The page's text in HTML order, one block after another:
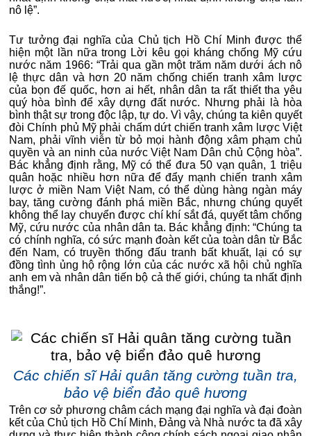
nô lệ”.
Tư tưởng đại nghĩa của Chủ tịch Hồ Chí Minh được thể
hiện một lần nữa trong Lời kêu gọi kháng chống Mỹ cứu
nước năm 1966: “Trải qua gần một trăm năm dưới ách nô
lệ thực dân và hơn 20 năm chống chiến tranh xâm lược
của bọn đế quốc, hơn ai hết, nhân dân ta rất thiết tha yêu
quý hòa bình để xây dựng đất nước. Nhưng phải là hòa
bình thật sự trong độc lập, tự do. Vì vậy, chúng ta kiên quyết
đòi Chính phủ Mỹ phải chấm dứt chiến tranh xâm lược Việt
Nam, phải vĩnh viễn từ bỏ mọi hành động xâm phạm chủ
quyền và an ninh của nước Việt Nam Dân chủ Cộng hòa”.
Bác khẳng định rằng, Mỹ có thể đưa 50 vạn quân, 1 triệu
quân hoặc nhiều hơn nữa để đẩy mạnh chiến tranh xâm
lược ở miền Nam Việt Nam, có thể dùng hàng ngàn máy
bay, tăng cường đánh phá miền Bắc, nhưng chúng quyết
không thể lay chuyển được chí khí sắt đá, quyết tâm chống
Mỹ, cứu nước của nhân dân ta. Bác khẳng định: “Chúng ta
có chính nghĩa, có sức mạnh đoàn kết của toàn dân từ Bắc
đến Nam, có truyền thống đấu tranh bất khuất, lại có sự
đồng tình ủng hộ rộng lớn của các nước xã hội chủ nghĩa
anh em và nhân dân tiến bộ cả thế giới, chúng ta nhất định
thắng!”.
Các chiến sĩ Hải quân tăng cường tuần tra,
bảo vệ biển đảo quê hương
Trên cơ sở phương châm cách mạng đại nghĩa và đại đoàn
kết của Chủ tịch Hồ Chí Minh, Đảng và Nhà nước ta đã xây